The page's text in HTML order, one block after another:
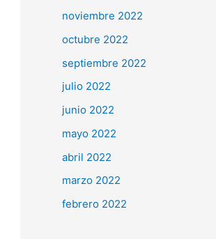
noviembre 2022
octubre 2022
septiembre 2022
julio 2022
junio 2022
mayo 2022
abril 2022
marzo 2022
febrero 2022